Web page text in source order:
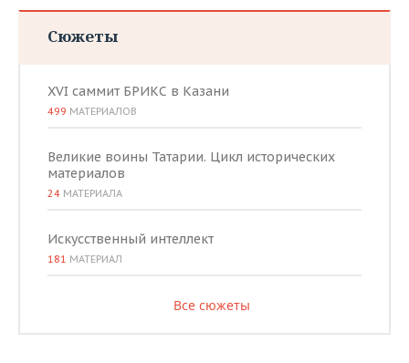
Сюжеты
XVI саммит БРИКС в Казани
499 МАТЕРИАЛОВ
Великие воины Татарии. Цикл исторических
материалов
24 МАТЕРИАЛА
Искусственный интеллект
181 МАТЕРИАЛ
Все сюжеты